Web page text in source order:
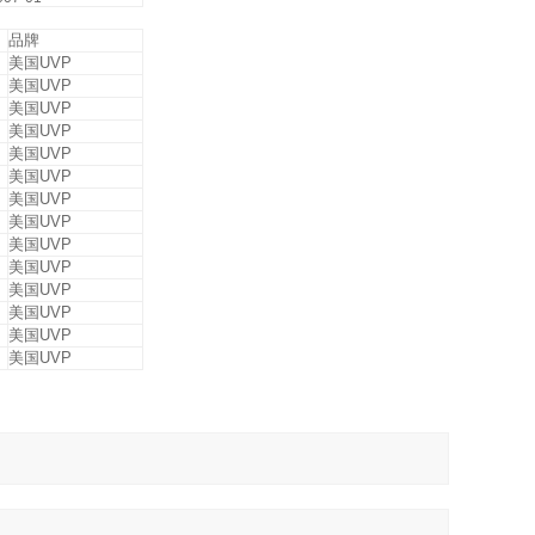
品牌
美国UVP
美国UVP
美国UVP
美国UVP
美国UVP
美国UVP
美国UVP
美国UVP
美国UVP
美国UVP
美国UVP
美国UVP
美国UVP
美国UVP